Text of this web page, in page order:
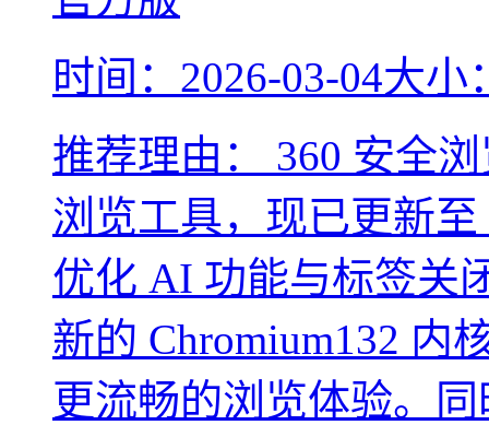
时间：2026-03-04大小
推荐理由：
360 安全
浏览工具，现已更新至
优化 AI 功能与标签关
新的 Chromium132 内
更流畅的浏览体验。